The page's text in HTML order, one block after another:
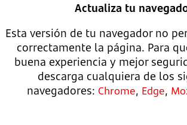
Actualiza tu
Esta versión de tu navegador no
correctamente la página. Para
buena experiencia y mejor
descarga cualquiera de los
navegadores: Chrome, Edge,